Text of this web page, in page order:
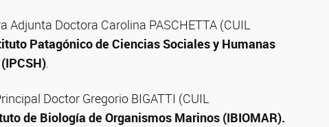
Doctora Carolina PASCHETTA (CUIL
Patagónico de Ciencias Sociales y Humanas
.
Doctor Gregorio BIGATTI (CUIL
de Biología de Organismos Marinos (IBIOMAR).